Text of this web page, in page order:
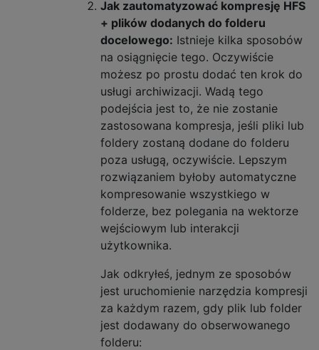
Jak zautomatyzować kompresję HFS
+ plików dodanych do folderu
docelowego: Istnieje kilka sposobów
na osiągnięcie tego. Oczywiście
możesz po prostu dodać ten krok do
usługi archiwizacji. Wadą tego
podejścia jest to, że nie zostanie
zastosowana kompresja, jeśli pliki lub
foldery zostaną dodane do folderu
poza usługą, oczywiście. Lepszym
rozwiązaniem byłoby automatyczne
kompresowanie wszystkiego w
folderze, bez polegania na wektorze
wejściowym lub interakcji
użytkownika.
Jak odkryłeś, jednym ze sposobów
jest uruchomienie narzędzia kompresji
za każdym razem, gdy plik lub folder
jest dodawany do obserwowanego
folderu: